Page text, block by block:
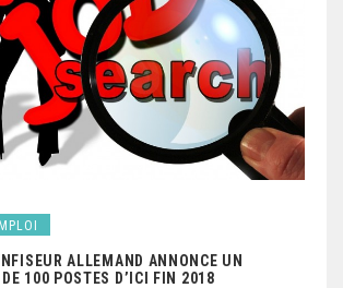
ALLEMAND ANNONCE UN
100 POSTES D’ICI FIN 2018